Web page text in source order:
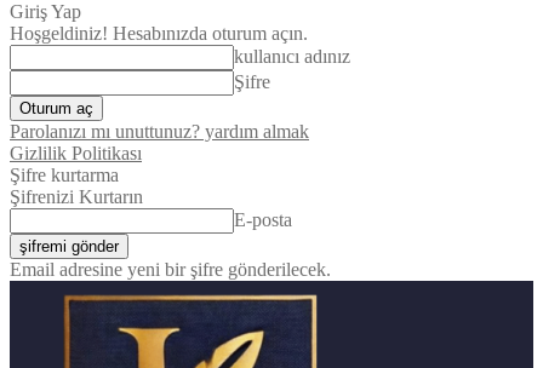
Giriş Yap
Hoşgeldiniz! Hesabınızda oturum açın.
kullanıcı adınız
Şifre
Parolanızı mı unuttunuz? yardım almak
Gizlilik Politikası
Şifre kurtarma
Şifrenizi Kurtarın
E-posta
Email adresine yeni bir şifre gönderilecek.